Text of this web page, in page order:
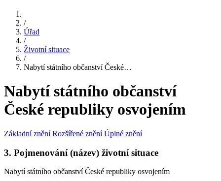
/
Úřad
/
Životní situace
/
Nabytí státního občanství České…
Nabytí státního občanství
České republiky osvojením
Základní znění Rozšířené znění Úplné znění
3. Pojmenování (název) životní situace
Nabytí státního občanství České republiky osvojením